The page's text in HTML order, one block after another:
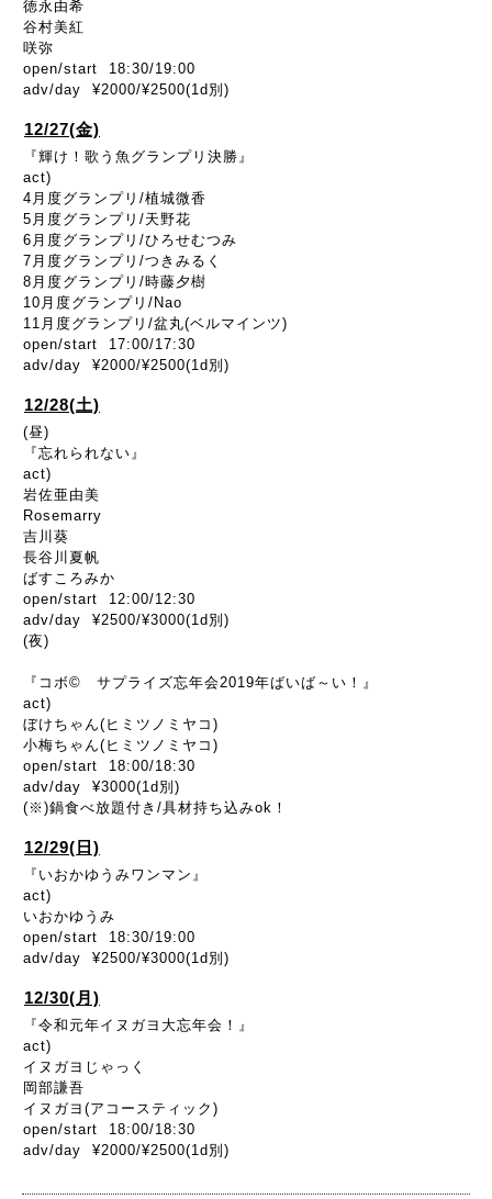
徳永由希
谷村美紅
咲弥
open/start 18:30/19:00
adv/day ¥2000/¥2500(1d別)
12/27(金)
『輝け！歌う魚グランプリ決勝』
act)
4月度グランプリ/植城微香
5月度グランプリ/天野花
6月度グランプリ/ひろせむつみ
7月度グランプリ/つきみるく
8月度グランプリ/時藤夕樹
10月度グランプリ/Nao
11月度グランプリ/盆丸(ベルマインツ)
open/start 17:00/17:30
adv/day ¥2000/¥2500(1d別)
12/28(土)
(昼)
『忘れられない』
act)
岩佐亜由美
Rosemarry
吉川葵
長谷川夏帆
ばすころみか
open/start 12:00/12:30
adv/day ¥2500/¥3000(1d別)
(夜)
『コボ© サプライズ忘年会2019年ばいば～い！』
act)
ぼけちゃん(ヒミツノミヤコ)
小梅ちゃん(ヒミツノミヤコ)
open/start 18:00/18:30
adv/day ¥3000(1d別)
(※)鍋食べ放題付き/具材持ち込みok！
12/29(日)
『いおかゆうみワンマン』
act)
いおかゆうみ
open/start 18:30/19:00
adv/day ¥2500/¥3000(1d別)
12/30(月)
『令和元年イヌガヨ大忘年会！』
act)
イヌガヨじゃっく
岡部謙吾
イヌガヨ(アコースティック)
open/start 18:00/18:30
adv/day ¥2000/¥2500(1d別)